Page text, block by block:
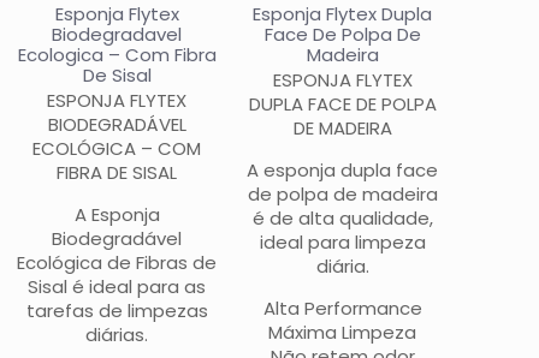
Esponja Flytex
Biodegradavel
Ecologica – Com Fibra
De Sisal
ESPONJA FLYTEX
BIODEGRADÁVEL
ECOLÓGICA – COM
FIBRA DE SISAL
A Esponja
Biodegradável
Ecológica de Fibras de
Sisal é ideal para as
tarefas de limpezas
diárias.
Esponja Flytex Dupla
Face De Polpa De
Madeira
ESPONJA FLYTEX
DUPLA FACE DE POLPA
DE MADEIRA
A esponja dupla face
de polpa de madeira
é de alta qualidade,
ideal para limpeza
diária.
Alta Performance
Máxima Limpeza